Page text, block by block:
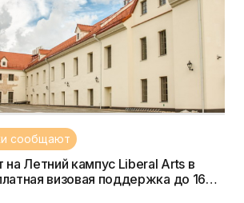
сообщают
на Летний кампус Liberal Arts в
визовая поддержка до 16